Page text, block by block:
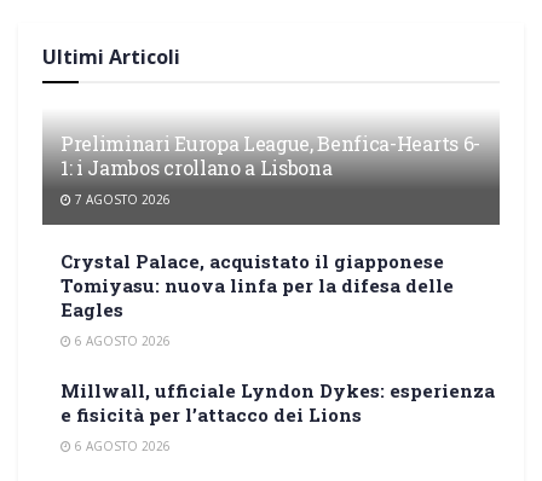
Ultimi Articoli
Preliminari Europa League, Benfica-Hearts 6-
1: i Jambos crollano a Lisbona
7 AGOSTO 2026
Crystal Palace, acquistato il giapponese
Tomiyasu: nuova linfa per la difesa delle
Eagles
6 AGOSTO 2026
Millwall, ufficiale Lyndon Dykes: esperienza
e fisicità per l’attacco dei Lions
6 AGOSTO 2026